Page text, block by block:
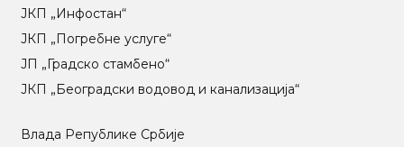
ЈКП „Инфостан“
ЈКП „Погребне услуге“
ЈП „Градско стамбено“
ЈКП „Београдски водовод и канализација“
Влада Републике Србије